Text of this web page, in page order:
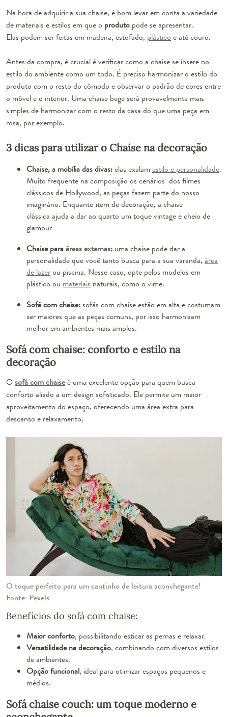
Na hora de adquirir a sua chaise, é bom levar em conta a variedade
de materiais e estilos em que o produto pode se apresentar.
Elas podem ser feitas em madeira, estofado, plástico e até couro.
Antes da compra, é crucial é verificar como a chaise se insere no
estilo do ambiente como um todo. É preciso harmonizar o estilo do
produto com o resto do cômodo e observar o padrão de cores entre
o móvel e o interior. Uma chaise bege será provavelmente mais
simples de harmonizar com o resto da casa do que uma peça em
rosa, por exemplo.
3 dicas para utilizar o Chaise na decoração
Chaise, a mobília das divas:elas exalamestilo e personalidade.
Muito frequente na composição os cenários dos filmes
clássicos de Hollywood, as peças fazem parte do nosso
imaginário. Enquanto item de decoração, a chaise
clássica ajuda a dar ao quarto um toque vintage e cheio de
glamour
Chaise paraáreas externas: uma chaise pode dar a
personalidade que você tanto busca para a sua varanda, área
de lazerou piscina. Nesse caso, opte pelos modelos em
plástico ou materiais naturais, como o vime.
Sofá com chaise:sofás com chaise estão em alta e costumam
ser maiores que as peças comuns, por isso harmonizam
melhor em ambientes mais amplos.
Sofá com chaise: conforto e estilo na
decoração
Osofá com chaiseé uma excelente opção para quem busca
conforto aliado a um design sofisticado. Ele permite um maior
aproveitamento do espaço, oferecendo uma área extra para
descanso e relaxamento.
O toque perfeito para um cantinho de leitura aconchegante!
Fonte: Pexels
Benefícios do sofá com chaise:
Maior conforto, possibilitando esticar as pernas e relaxar.
Versatilidade na decoração, combinando com diversos estilos
de ambientes.
Opção funcional, ideal para otimizar espaços pequenos e
médios.
Sofá chaise couch: um toque moderno e